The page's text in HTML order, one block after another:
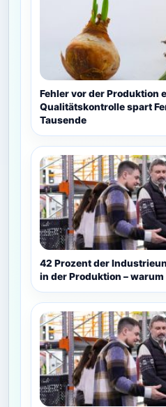
Fehler vor der Produktion
Qualitätskontrolle spart
Tausende
42 Prozent der
in der Produktion –